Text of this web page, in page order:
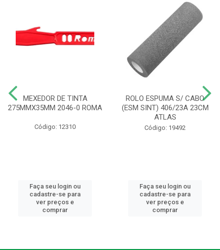
MEXEDOR DE TINTA
275MMX35MM 2046-0 ROMA
Código: 12310
Faça seu login ou
cadastre-se para
ver preços e
comprar
ROLO ESPUMA S/ CABO
(ESM SINT) 406/23A 23CM
ATLAS
Código: 19492
Faça seu login ou
cadastre-se para
ver preços e
comprar